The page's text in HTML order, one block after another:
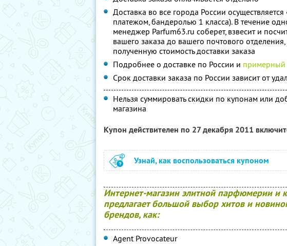
Доставка во все города России
платежом, бандеролью 1 класса). В течение
менеджер Parfum63.ru соберет, взвесит и
вашего заказа до вашего почтового отделения,
полученную стоимость доставки заказа
Подробнее о доставке по России и примерный
Срок доставки заказа по России зависит от
Нельзя суммировать скидки по купонам или
магазина
Купон действителен по 27 декабря 2011
Узнай, как воспользоваться купоном
Интернет-магазин элитной парфюмерии и
предлагает большой выбор хитов и
брендов, как:
Agent Provocateur